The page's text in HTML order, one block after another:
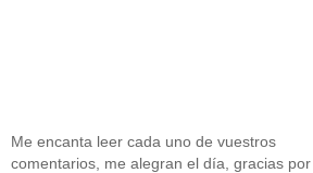
Me encanta leer cada uno de vuestros
comentarios, me alegran el día, gracias por